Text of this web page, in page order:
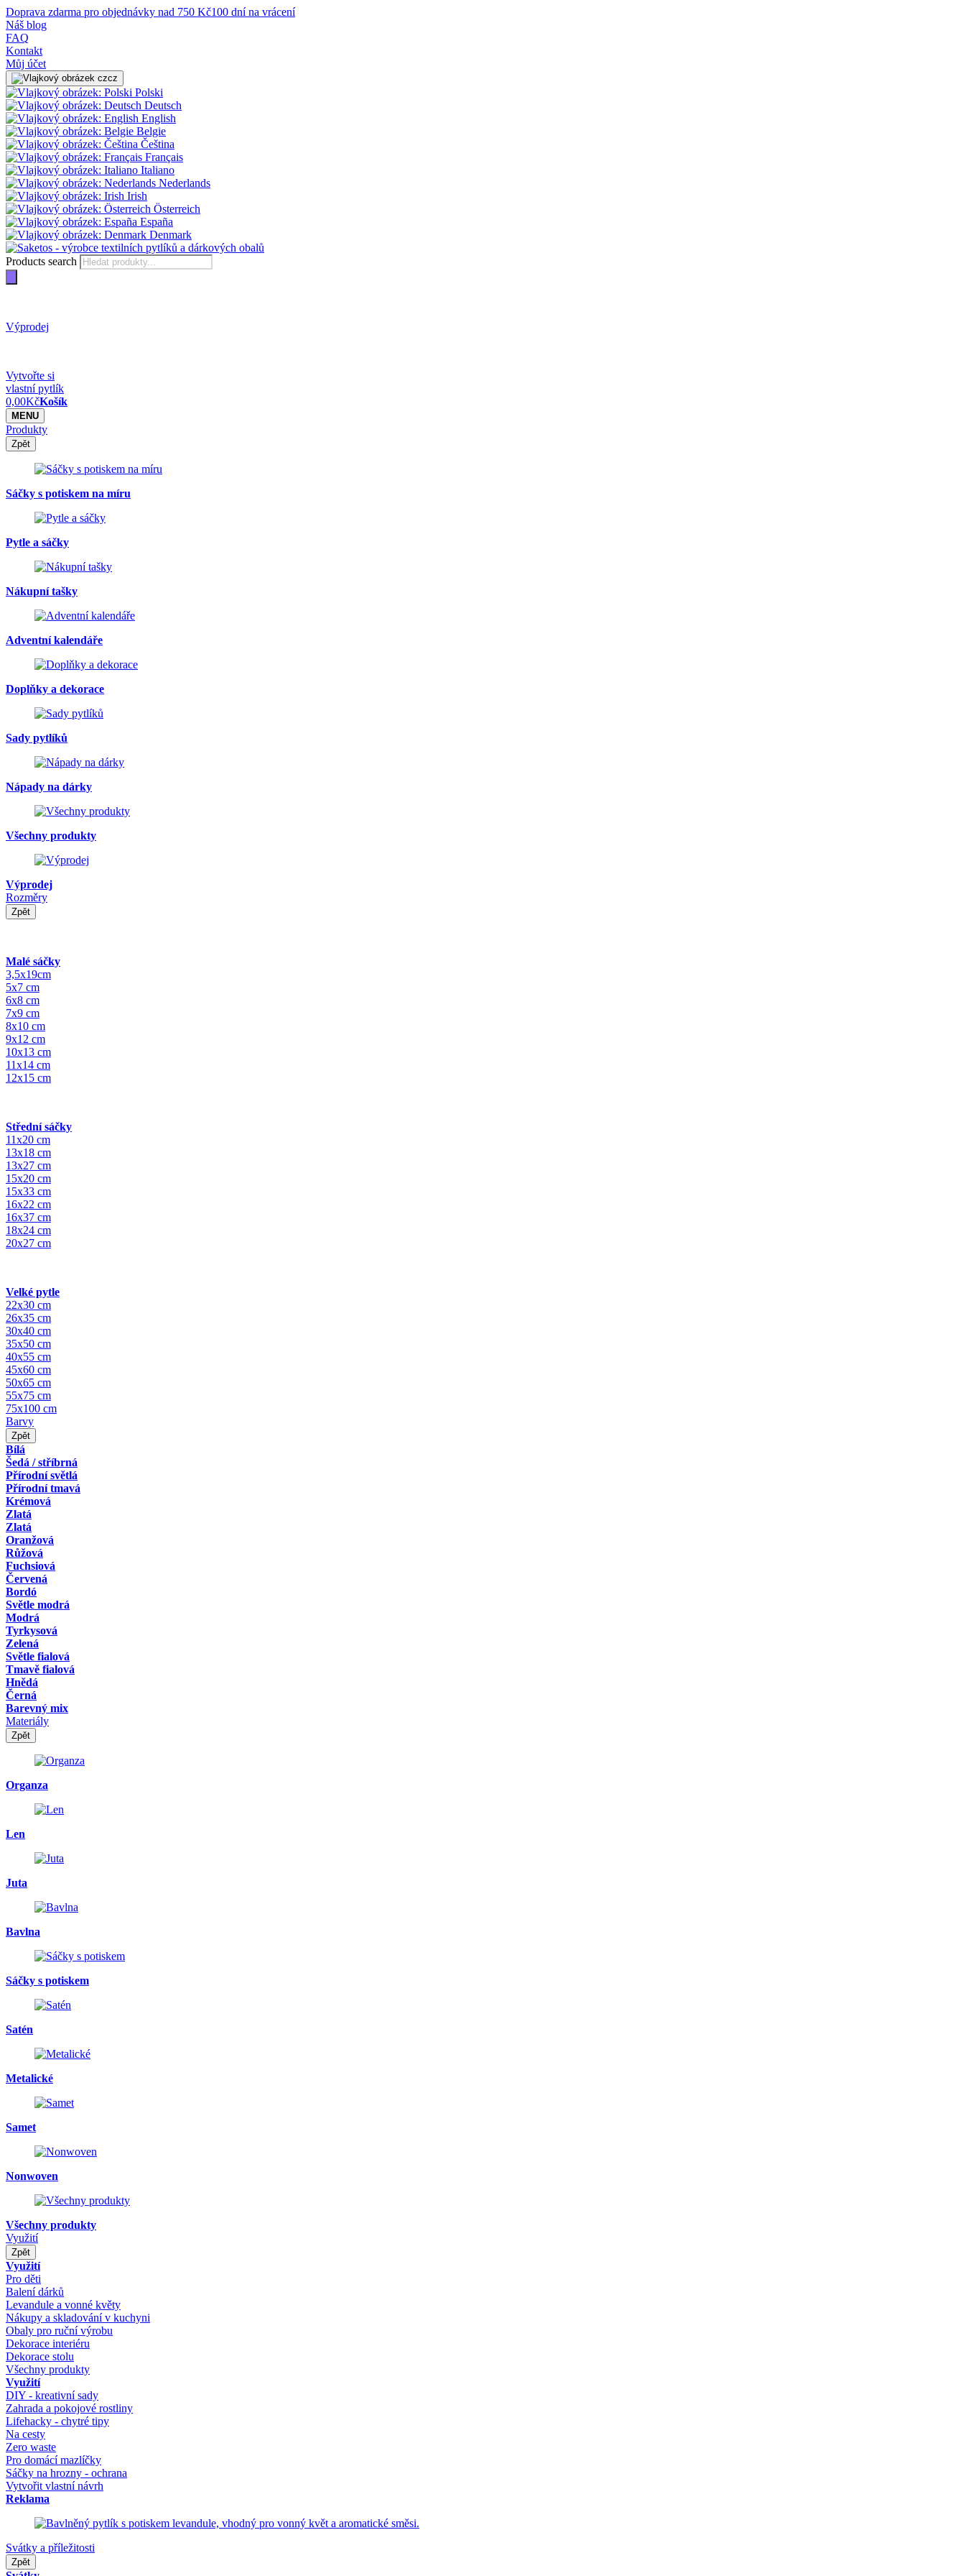
Doprava zdarma pro objednávky nad 750 Kč100 dní na vrácení
Náš blog
FAQ
Kontakt
Můj účet
cz
Polski
Deutsch
English
Belgie
Čeština
Français
Italiano
Nederlands
Irish
Österreich
España
Denmark
Products search
Výprodej
Vytvořte si
vlastní pytlík
0,00KčKošík
MENU
Produkty
Zpět
Sáčky s potiskem na míru
Pytle a sáčky
Nákupní tašky
Adventní kalendáře
Doplňky a dekorace
Sady pytlíků
Nápady na dárky
Všechny produkty
Výprodej
Rozměry
Zpět
Malé sáčky
3,5x19cm
5x7 cm
6x8 cm
7x9 cm
8x10 cm
9x12 cm
10x13 cm
11x14 cm
12x15 cm
Střední sáčky
11x20 cm
13x18 cm
13x27 cm
15x20 cm
15x33 cm
16x22 cm
16x37 cm
18x24 cm
20x27 cm
Velké pytle
22x30 cm
26x35 cm
30x40 cm
35x50 cm
40x55 cm
45x60 cm
50x65 cm
55x75 cm
75x100 cm
Barvy
Zpět
Bílá
Šedá / stříbrná
Přírodní světlá
Přírodní tmavá
Krémová
Zlatá
Zlatá
Oranžová
Růžová
Fuchsiová
Červená
Bordó
Světle modrá
Modrá
Tyrkysová
Zelená
Světle fialová
Tmavě fialová
Hnědá
Černá
Barevný mix
Materiály
Zpět
Organza
Len
Juta
Bavlna
Sáčky s potiskem
Satén
Metalické
Samet
Nonwoven
Všechny produkty
Využití
Zpět
Využití
Pro děti
Balení dárků
Levandule a vonné květy
Nákupy a skladování v kuchyni
Obaly pro ruční výrobu
Dekorace interiéru
Dekorace stolu
Všechny produkty
Využití
DIY - kreativní sady
Zahrada a pokojové rostliny
Lifehacky - chytré tipy
Na cesty
Zero waste
Pro domácí mazlíčky
Sáčky na hrozny - ochrana
Vytvořit vlastní návrh
Reklama
Svátky a příležitosti
Zpět